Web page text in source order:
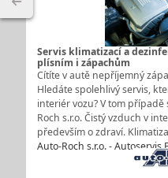
Servis klimatizací a
plísním i zápachům
Cítíte v autě nepříjemný
Hledáte spolehlivý servis,
interiér vozu? V tom
Roch s.r.o. Čistý vzduch v
především o zdraví.
Auto-Roch s.r.o. - Autoservis